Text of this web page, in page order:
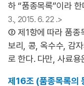
하 “품종목록”이라
3., 2015. 6. 22 .>
② 제1항에 따라 품종
보리, 콩, 옥수수, 감
로 한다. 다만, 사료용
제16조 (품종목록의